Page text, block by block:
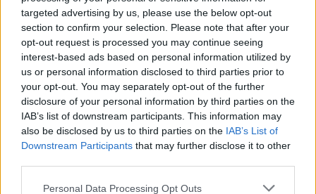
targeted advertising by us, please use the below opt-out
section to confirm your selection. Please note that after your
opt-out request is processed you may continue seeing
interest-based ads based on personal information utilized by
us or personal information disclosed to third parties prior to
your opt-out. You may separately opt-out of the further
disclosure of your personal information by third parties on the
IAB’s list of downstream participants. This information may
also be disclosed by us to third parties on the IAB’s List of
Downstream Participants that may further disclose it to other
Please note that this website/app uses one or more Google
Personal Data Processing Opt Outs
protagonisti
Test tunnel Olbia: rampe chiuse ancora fino a
fine agosto
Aggius conquista la classifica delle mete più
amate dell’estate 2026